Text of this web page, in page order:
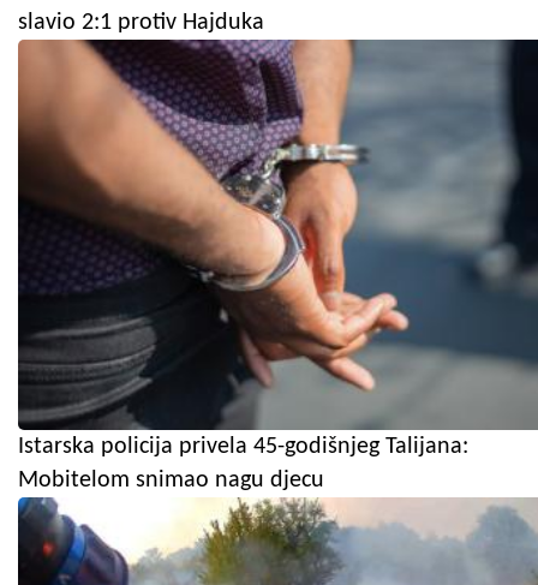
slavio 2:1 protiv Hajduka
Istarska policija privela 45-godišnjeg Talijana:
Mobitelom snimao nagu djecu